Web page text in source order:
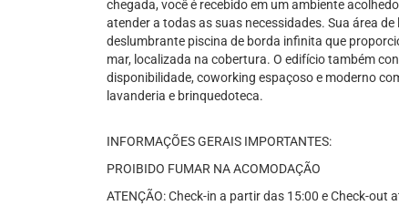
chegada, você é recebido em um ambiente
atender a todas as suas necessidades. Sua área
deslumbrante piscina de borda infinita que
mar, localizada na cobertura. O edifício também
disponibilidade, coworking espaçoso e moderno
lavanderia e brinquedoteca.
INFORMAÇÕES GERAIS IMPORTANTES:
PROIBIDO FUMAR NA ACOMODAÇÃO
ATENÇÃO: Check-in a partir das 15:00 e Check-